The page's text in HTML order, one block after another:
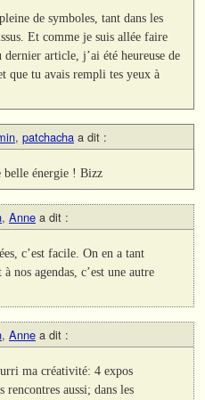
de symboles, tant dans les
Et comme je suis allée faire
article, j’ai été heureuse de
que tu avais rempli tes yeux à
, patchacha a dit :
belle énergie ! Bizz
, Anne a dit :
c’est facile. On en a tant
nos agendas, c’est une autre
, Anne a dit :
ma créativité: 4 expos
aussi; dans les